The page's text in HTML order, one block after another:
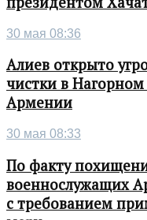
30 мая 08:36
Алиев открыто
чистки в
Армении
30 мая 08:33
По факту
военнослужащих
с требованием